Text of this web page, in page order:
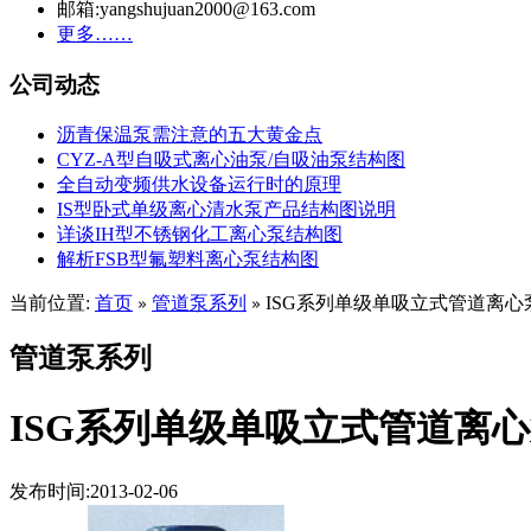
邮箱:yangshujuan2000@163.com
更多……
公司动态
沥青保温泵需注意的五大黄金点
CYZ-A型自吸式离心油泵/自吸油泵结构图
全自动变频供水设备运行时的原理
IS型卧式单级离心清水泵产品结构图说明
详谈IH型不锈钢化工离心泵结构图
解析FSB型氟塑料离心泵结构图
当前位置: 首页 » 管道泵系列 » ISG系列单级单吸立式管道离心
管道泵系列
ISG系列单级单吸立式管道离
发布时间:2013-02-06